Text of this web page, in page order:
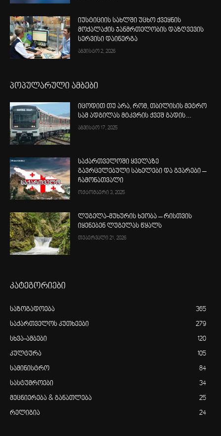
იუსტიციის სახლში უცხო ქვეყნის
მოქალაქის ჯანმრთელობის დაზღვევის
სერვისი დაინერგა
აგვისტო 2, 2026
პოპულარული ამბები
იცოდით თუ არა, რომ, თბილისის მეტრო
სამ ადგილას მტკვრის ქვეშ გადის…
აგვისტო 17, 2025
საქართველოში ყველაზე
გავრცელებული სახელები და გვარები –
ჩამონათვალი
ოქტომბერი 3, 2025
ლუგელა-მუხურის ხეობა – რისთვის
იყენებენ ლუგელას წყალს
თებერვალი 21, 2026
კატეგორიები
საზოგადოება 365
საქართველოს კუთხეები 279
სხვა-ამბები 120
კულტურა 105
სამინისტრო 84
სასტუმროები 34
მეცნიერება & განათლება 25
რელიგია 24